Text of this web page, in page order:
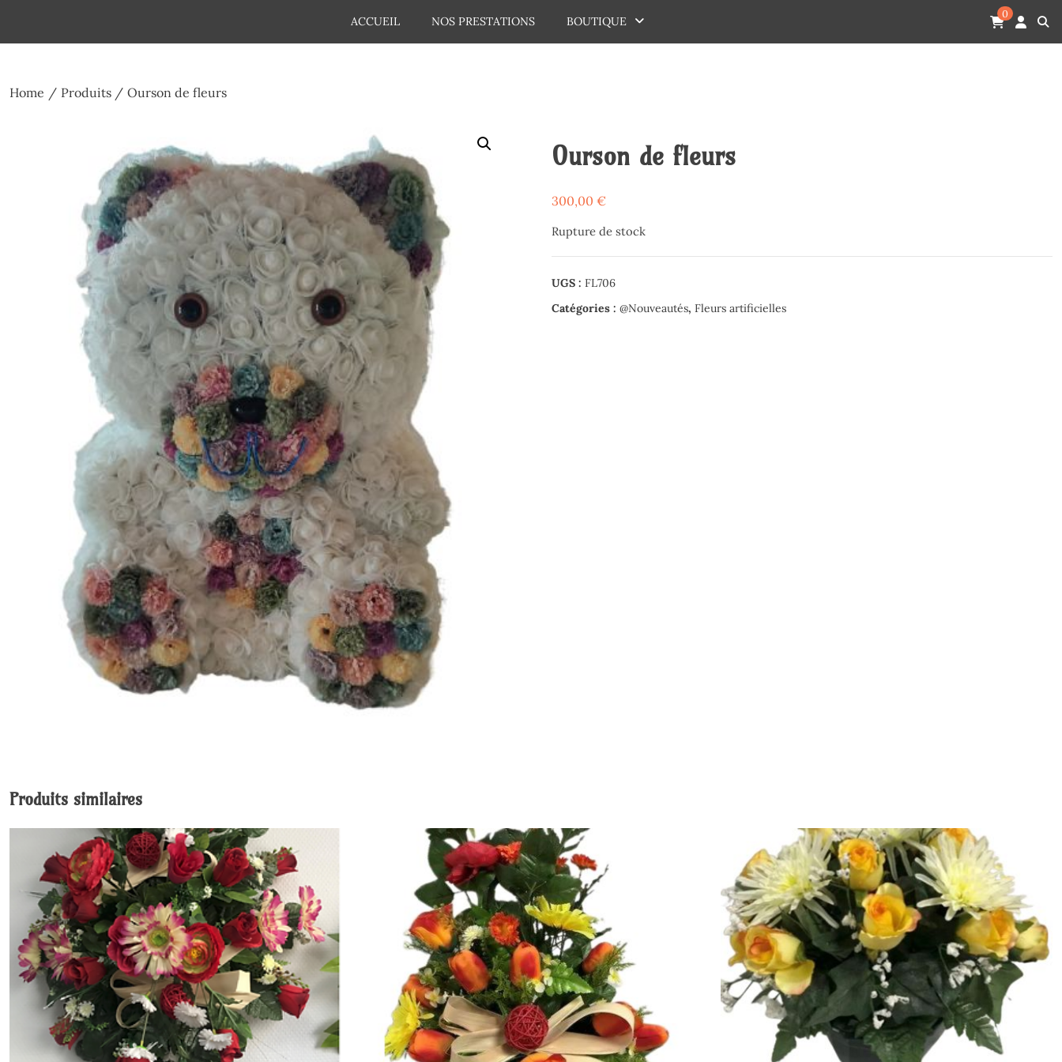
content
Espace Funéraire Michel Gardechaux
ACCUEIL NOS PRESTATIONS BOUTIQUE
0
Home Produits Ourson de fleurs
Ourson de fleurs
300,00€
Rupture de stock
UGS :FL706
Catégories :@Nouveautés,Fleurs artificielles
Produits similaires